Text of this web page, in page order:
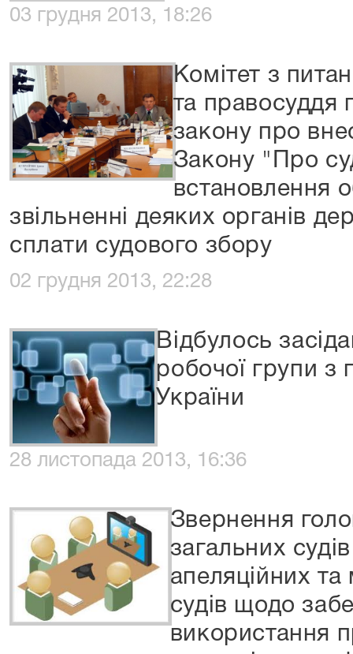
03 грудня 2013, 18:26
Комітет з
та правосуддя
закону про
Закону "Про
встановлення
звільненні деяких органів
сплати судового збору
02 грудня 2013, 22:28
Відбулось
робочої групи з
України
28 листопада 2013, 16:36
Звернення
загальних
апеляційних та
судів щодо
використання